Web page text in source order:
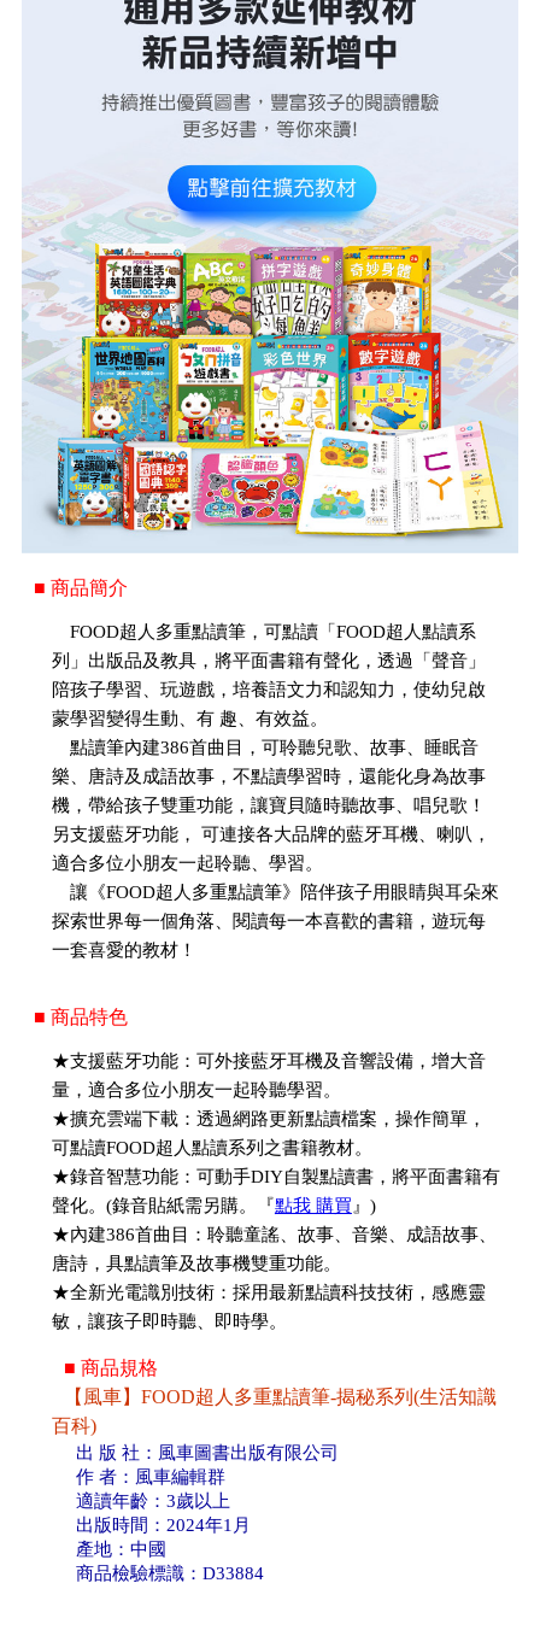
■ 商品簡介
FOOD超人多重點讀筆，可點讀「FOOD超人點讀系
列」出版品及教具，將平面書籍有聲化，透過「聲音」
陪孩子學習、玩遊戲，培養語文力和認知力，使幼兒啟
蒙學習變得生動、有 趣、有效益。
點讀筆內建386首曲目，可聆聽兒歌、故事、睡眠音
樂、唐詩及成語故事，不點讀學習時，還能化身為故事
機，帶給孩子雙重功能，讓寶貝隨時聽故事、唱兒歌！
另支援藍牙功能， 可連接各大品牌的藍牙耳機、喇叭，
適合多位小朋友一起聆聽、學習。
讓《FOOD超人多重點讀筆》陪伴孩子用眼睛與耳朵來
探索世界每一個角落、閱讀每一本喜歡的書籍，遊玩每
一套喜愛的教材！
■ 商品特色
★支援藍牙功能：可外接藍牙耳機及音響設備，增大音
量，適合多位小朋友一起聆聽學習。
★擴充雲端下載：透過網路更新點讀檔案，操作簡單，
可點讀FOOD超人點讀系列之書籍教材。
★錄音智慧功能：可動手DIY自製點讀書，將平面書籍有
聲化。(錄音貼紙需另購。『點我 購買 』)
★內建386首曲目：聆聽童謠、故事、音樂、成語故事、
唐詩，具點讀筆及故事機雙重功能。
★全新光電識別技術：採用最新點讀科技技術，感應靈
敏，讓孩子即時聽、即時學。
■ 商品規格
【風車】FOOD超人多重點讀筆-揭秘系列(生活知識
百科)
出 版 社：風車圖書出版有限公司
作 者：風車編輯群
適讀年齡：3歲以上
出版時間：2024年1月
產地：中國
商品檢驗標識：D33884